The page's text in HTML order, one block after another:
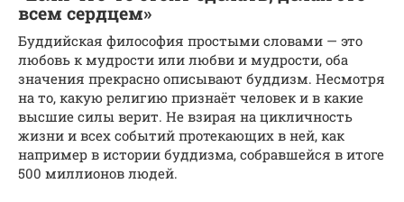
всем сердцем»
Буддийская философия простыми словами — это
любовь к мудрости или любви и мудрости, оба
значения прекрасно описывают буддизм. Несмотря
на то, какую религию признаёт человек и в какие
высшие силы верит. Не взирая на цикличность
жизни и всех событий протекающих в ней, как
например в истории буддизма, собравшейся в итоге
500 миллионов людей.